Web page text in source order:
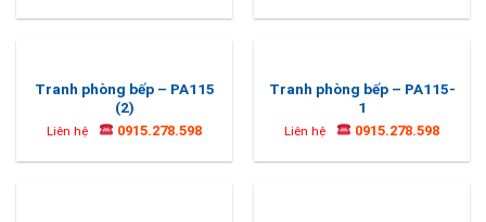
Tranh phòng bếp – PA115
(2)
Liên hệ 0915.278.598
Tranh phòng bếp – PA115-
1
Liên hệ 0915.278.598